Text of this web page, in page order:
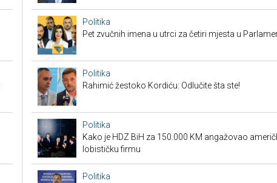
Politika
Pet zvučnih imena u utrci za četiri mjesta u
Politika
Rahimić žestoko Kordiću: Odlučite šta ste!
Politika
Kako je HDZ BiH za 150.000 KM angažovao
lobističku firmu
Politika